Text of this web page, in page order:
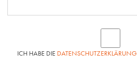
ICH HABE DIE DATENSCHUTZERKLÄRUNG